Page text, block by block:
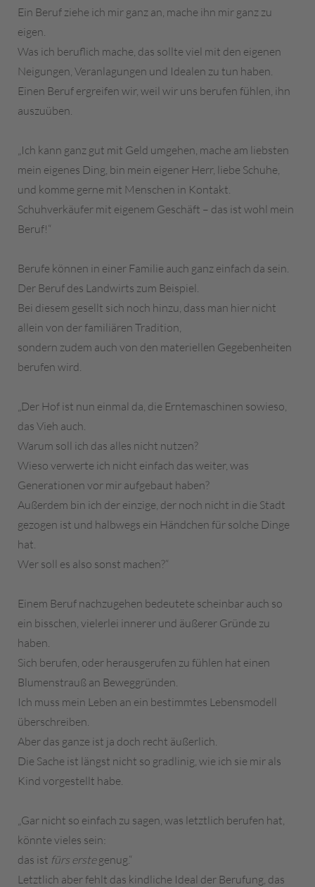
Ein Beruf ziehe ich mir ganz an, mache ihn mir ganz zu
eigen.
Was ich beruflich mache, das sollte viel mit den eigenen
Neigungen, Veranlagungen und Idealen zu tun haben.
Einen Beruf ergreifen wir, weil wir uns berufen fühlen, ihn
auszuüben.
„Ich kann ganz gut mit Geld umgehen, mache am liebsten
mein eigenes Ding, bin mein eigener Herr, liebe Schuhe,
und komme gerne mit Menschen in Kontakt.
Schuhverkäufer mit eigenem Geschäft – das ist wohl mein
Beruf!“
Berufe können in einer Familie auch ganz einfach da sein.
Der Beruf des Landwirts zum Beispiel.
Bei diesem gesellt sich noch hinzu, dass man hier nicht
allein von der familiären Tradition,
sondern zudem auch von den materiellen Gegebenheiten
berufen wird.
„Der Hof ist nun einmal da, die Erntemaschinen sowieso,
das Vieh auch.
Warum soll ich das alles nicht nutzen?
Wieso verwerte ich nicht einfach das weiter, was
Generationen vor mir aufgebaut haben?
Außerdem bin ich der einzige, der noch nicht in die Stadt
gezogen ist und halbwegs ein Händchen für solche Dinge
hat.
Wer soll es also sonst machen?“
Einem Beruf nachzugehen bedeutete scheinbar auch so
ein bisschen, vielerlei innerer und äußerer Gründe zu
haben.
Sich berufen, oder herausgerufen zu fühlen hat einen
Blumenstrauß an Beweggründen.
Ich muss mein Leben an ein bestimmtes Lebensmodell
überschreiben.
Aber das ganze ist ja doch recht äußerlich.
Die Sache ist längst nicht so gradlinig, wie ich sie mir als
Kind vorgestellt habe.
„Gar nicht so einfach zu sagen, was letztlich berufen hat,
könnte vieles sein:
das ist fürs erstegenug.“
Letztlich aber fehlt das kindliche Ideal der Berufung, das